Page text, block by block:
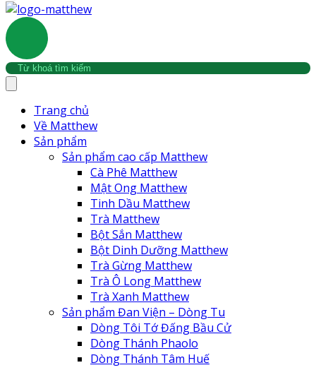
Trang chủ
Về Matthew
Sản phẩm
Sản phẩm cao cấp Matthew
Cà Phê Matthew
Mật Ong Matthew
Tinh Dầu Matthew
Trà Matthew
Bột Sắn Matthew
Bột Dinh Dưỡng Matthew
Trà Gừng Matthew
Trà Ô Long Matthew
Trà Xanh Matthew
Sản phẩm Đan Viện – Dòng Tu
Dòng Tôi Tớ Đấng Bầu Cử
Dòng Thánh Phaolo
Dòng Thánh Tâm Huế